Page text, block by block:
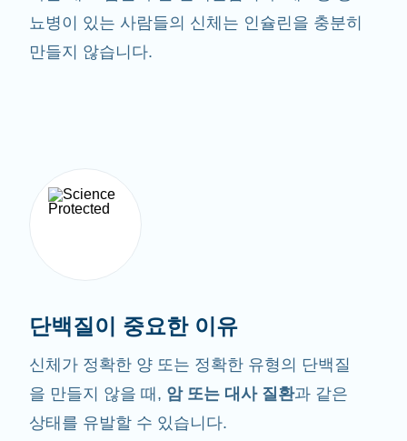
뇨병이 있는 사람들의 신체는 인슐린을 충분히
만들지 않습니다.
단백질이 중요한 이유
신체가 정확한 양 또는 정확한 유형의 단백질
을 만들지 않을 때, 암 또는 대사 질환과 같은
상태를 유발할 수 있습니다.